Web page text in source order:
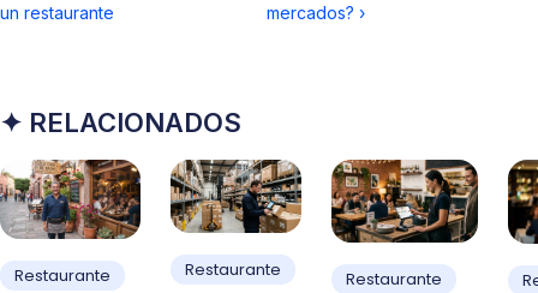
un restaurante
mercados? ›
✦ RELACIONADOS
Restaurante Restaurante Restaurante